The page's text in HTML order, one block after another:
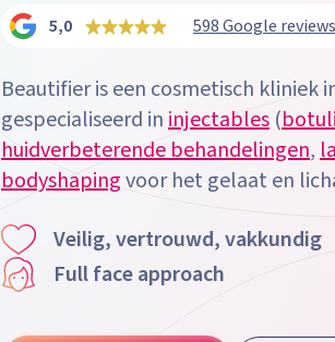
5,0 598 Google reviews
Beautifier is een cosmetisch kliniek
gespecialiseerd ininjectables (
huidverbeterende behandelingen,
bodyshapingvoor het gelaat en
Veilig, vertrouwd, vakkundig
Full face approach